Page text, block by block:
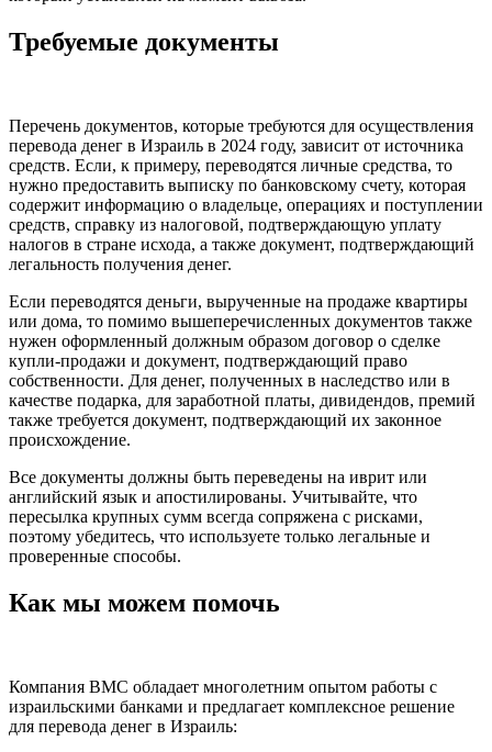
Требуемые документы
Перечень документов, которые требуются для осуществления
перевода денег в Израиль в 2024 году, зависит от источника
средств. Если, к примеру, переводятся личные средства, то
нужно предоставить выписку по банковскому счету, которая
содержит информацию о владельце, операциях и поступлении
средств, справку из налоговой, подтверждающую уплату
налогов в стране исхода, а также документ, подтверждающий
легальность получения денег.
Если переводятся деньги, вырученные на продаже квартиры
или дома, то помимо вышеперечисленных документов также
нужен оформленный должным образом договор о сделке
купли-продажи и документ, подтверждающий право
собственности. Для денег, полученных в наследство или в
качестве подарка, для заработной платы, дивидендов, премий
также требуется документ, подтверждающий их законное
происхождение.
Все документы должны быть переведены на иврит или
английский язык и апостилированы. Учитывайте, что
пересылка крупных сумм всегда сопряжена с рисками,
поэтому убедитесь, что используете только легальные и
проверенные способы.
Как мы можем помочь
Компания BMC обладает многолетним опытом работы с
израильскими банками и предлагает комплексное решение
для перевода денег в Израиль: